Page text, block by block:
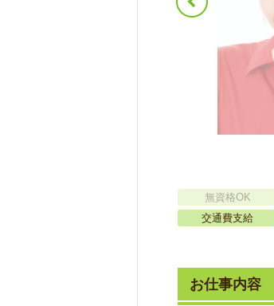
無資格OK
交通費支給
お仕事内容